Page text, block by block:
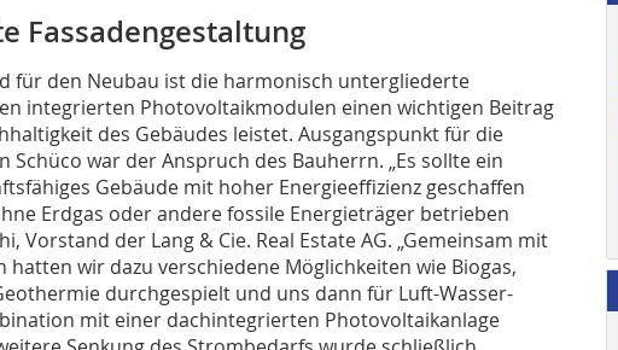
Fassaden­gestaltung
für den Neubau ist die harmonisch untergliederte
integrierten Photovoltaikmodulen einen wichtigen Beitrag
des Gebäudes leistet. Ausgangspunkt für die
Schüco war der Anspruch des Bauherrn. „Es sollte ein
Gebäude mit hoher Energieeffizienz geschaffen
Erdgas oder andere fossile Energieträger betrieben
Vorstand der Lang & Cie. Real Estate AG. „Gemeinsam mit
hatten wir dazu verschiedene Möglichkeiten wie Biogas,
durchgespielt und uns dann für Luft-Wasser-
mit einer dachintegrierten Photovoltaikanlage